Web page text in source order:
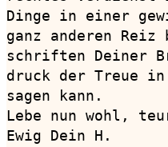
Dinge in einer
ganz anderen
schriften Deiner
druck der Treue
sagen kann.
Lebe nun wohl,
Ewig Dein H.